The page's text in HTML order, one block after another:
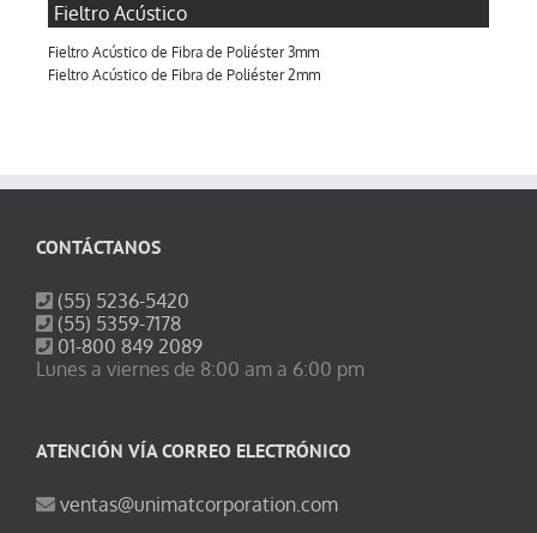
Fieltro Acústico
Fieltro Acústico de Fibra de Poliéster 3mm
Fieltro Acústico de Fibra de Poliéster 2mm
CONTÁCTANOS
(55) 5236-5420
(55) 5359-7178
01-800 849 2089
Lunes a viernes de 8:00 am a 6:00 pm
ATENCIÓN VÍA CORREO ELECTRÓNICO
ventas@unimatcorporation.com